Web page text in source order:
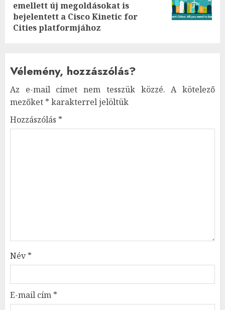
post:
emellett új megoldásokat is
bejelentett a Cisco Kinetic for
Cities platformjához
Vélemény, hozzászólás?
Az e-mail címet nem tesszük közzé. A kötelező
mezőket * karakterrel jelöltük
Hozzászólás *
Név*
E-mail cím *